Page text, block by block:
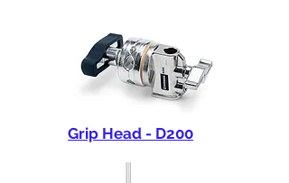
Grip Head - D200